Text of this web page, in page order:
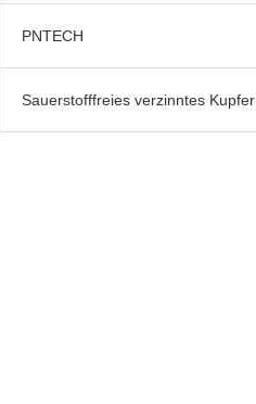
PNTECH
Sauerstofffreies verzinntes Kupfer